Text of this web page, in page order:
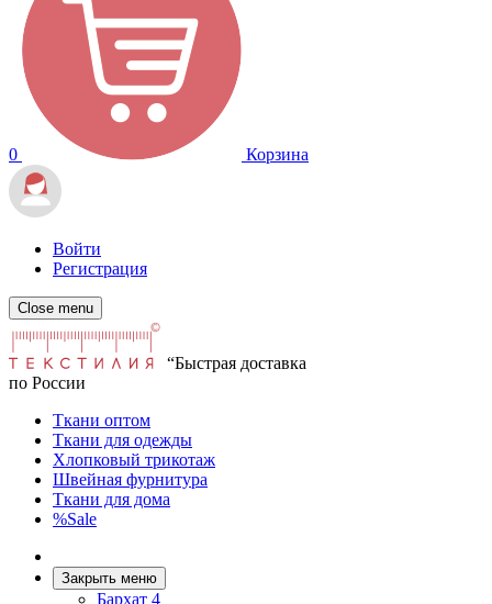
0 Корзина
Войти
Регистрация
Close menu
“Быстрая доставка
по России
Ткани оптом
Ткани для одежды
Хлопковый трикотаж
Швейная фурнитура
Ткани для дома
%Sale
Закрыть меню
Бархат 4